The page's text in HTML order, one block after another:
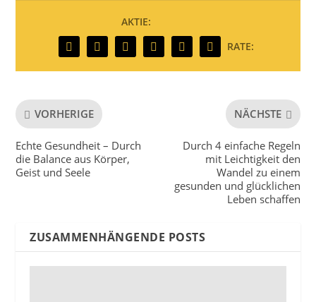
AKTIE:
RATE:
VORHERIGE
Echte Gesundheit – Durch
die Balance aus Körper,
Geist und Seele
NÄCHSTE
Durch 4 einfache Regeln
mit Leichtigkeit den
Wandel zu einem
gesunden und glücklichen
Leben schaffen
ZUSAMMENHÄNGENDE POSTS